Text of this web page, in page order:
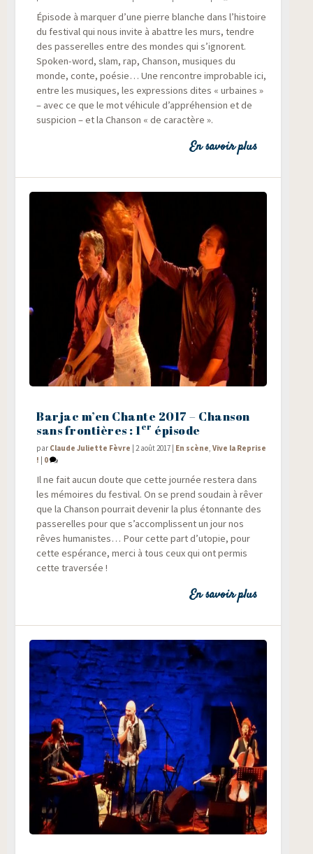
Épi­sode à mar­quer d’une pierre blanche dans l’histoire
du fes­ti­val qui nous invite à abattre les murs, tendre
des pas­se­relles entre des mondes qui s’ignorent.
Spo­ken-word, slam, rap, Chan­son, musiques du
monde, conte, poé­sie… Une ren­contre impro­bable ici,
entre les musiques, les expres­sions dites « urbaines »
– avec ce que le mot véhi­cule d’appréhension et de
sus­pi­cion – et la Chan­son « de caractère ».
En savoir plus
Barjac m’en Chante 2017 – Chanson
sans frontières : 1er épisode
par Claude Juliette Fèvre |2 août 2017 | En scène ,Vive la Reprise
! | 0
Il ne fait aucun doute que cette jour­née res­te­ra dans
les mémoires du fes­ti­val. On se prend sou­dain à rêver
que la Chan­son pour­rait deve­nir la plus éton­nante des
pas­se­relles pour que s’accomplissent un jour nos
rêves huma­nistes… Pour cette part d’utopie, pour
cette espé­rance, mer­ci à tous ceux qui ont per­mis
cette traversée !
En savoir plus